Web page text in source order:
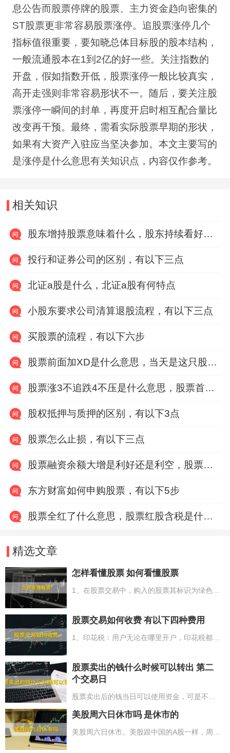
息公告而股票停牌的股票、主力资金趋向密集的
ST股票更非常容易股票涨停。追股票涨停几个
指标值很重要，要知晓总体目标股的股本结构，
一般流通股本在1到 2亿的好一些。 关注指数的
开盘，假如指数开低，股票涨停一般比较真实，
高开走强则非常容易形状不一。随后，要关注股
票涨停一瞬间的封单，再度开启时相互配合量比
改变再干预。最终，需看实际股票早期的形状，
如果有大资产入驻应当坚决参加。本文主要写的
是涨停是什么意思有关知识点，内容仅作参考。
相关知识
股东增持股票意味着什么，股东持续看好企业的发展
投行和证券公司的区别，有以下三点
北证a股是什么，北证a股有何特点
小股东要求公司清算退股流程，有以下三点
买股票的流程，有以下六步
股票前面加XD是什么意思，当天是这只股票的除息日
股票涨3不追跌4不压是什么意思，股票首发什么意思
股权抵押与质押的区别，有以下3点
股票怎么止损，有以下三点
股票融资余额大增是利好还是利空，股票融资余额大增原因有什么
东方财富如何申购股票，有以下5步
股票全红了什么意思，股票红股含税是什么意思
精选文章
怎样看懂股票 如何看懂股票
股票交易如何收费 有以下四种费用
股票卖出的钱什么时候可以转出 第二
个交易日
美股周六日休市吗 是休市的